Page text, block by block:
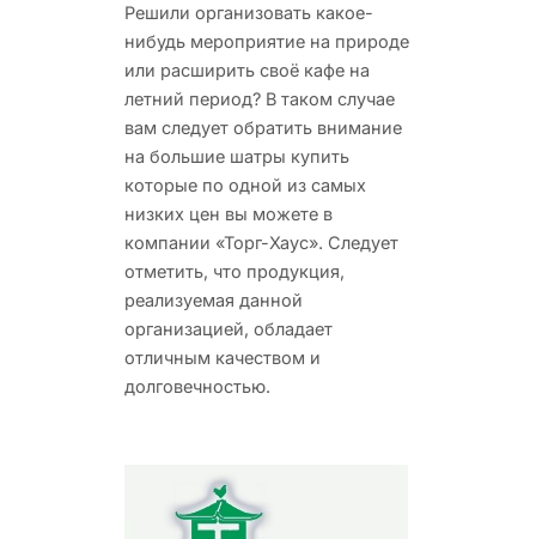
Решили организовать какое-
нибудь мероприятие на природе
или расширить своё кафе на
летний период? В таком случае
вам следует обратить внимание
на большие шатры купить
которые по одной из самых
низких цен вы можете в
компании «Торг-Хаус». Следует
отметить, что продукция,
реализуемая данной
организацией, обладает
отличным качеством и
долговечностью.